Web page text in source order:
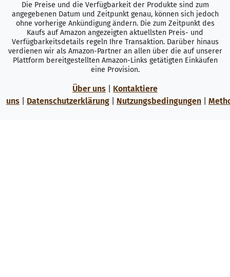
Die Preise und die Verfügbarkeit der Produkte sind zum
angegebenen Datum und Zeitpunkt genau, können sich jedoch
ohne vorherige Ankündigung ändern. Die zum Zeitpunkt des
Kaufs auf Amazon angezeigten aktuellsten Preis- und
Verfügbarkeitsdetails regeln Ihre Transaktion. Darüber hinaus
verdienen wir als Amazon-Partner an allen über die auf unserer
Plattform bereitgestellten Amazon-Links getätigten Einkäufen
eine Provision.
Über uns
Kontaktiere
uns
Datenschutzerklärung Nutzungsbedingungen